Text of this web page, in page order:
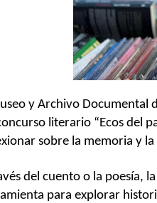
y Archivo Documental
literario “Ecos del
sobre la memoria y
del cuento o la poesía,
para explorar